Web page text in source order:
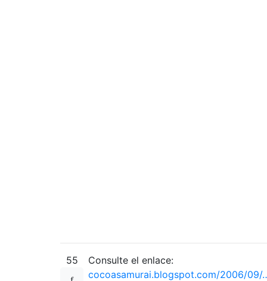
55
Consulte el enlace:
cocoasamurai.blogspot.com/2006/09/